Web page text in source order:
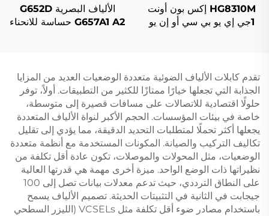
HG8310M إكس بون أونت
1جي إي يو بي سي أو إن يو
الألياف البصرية G652D
G657A1 A2 حساسة للانحناء
تقدم كابلات الألياف الضوئية متعددة الوضعيات العديد من المزايا
الجذابة التي تجعلها خيارًا ممتازًا للكثير من التطبيقات. أولاً، توفر
حلولًا اقتصادية للاتصالات على مسافات قصيرة إلى متوسطة،
خاصة في بيئات المؤسسات. الحجم الأكبر لنواة الألياف المتعددة
يجعلها أكثر تحملًا لمتطلبات التحديد الدقيقة، مما يؤدي إلى تقليل
تكاليف التركيب والصيانة. المكونات المستخدمة مع أنظمة متعددة
الوضعيات، مثل المحولات والموصلات، تكون عادة أقل تكلفة من
نظيراتها ذات الوضع الواحد. ميزة أخرى مهمة هي قدرتها العالية
على النطاق الترددي، حيث تدعم معدلات بيانات تصل إلى 100
جيجابت في الثانية في التثبيتات الحديثة. تصميم الألياف يسمح
باستخدام مصادر ضوء أقل تكلفة مثل VCSELs (الليزر السطحي